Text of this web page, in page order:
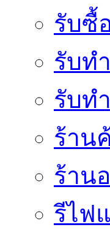
รับซื้
รับท
รับท
ร้าน
ร้าน
รีไฟ